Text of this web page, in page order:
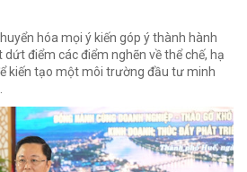
hóa mọi ý kiến góp ý thành hành
điểm các điểm nghẽn về thể chế, hạ
kiến tạo một môi trường đầu tư minh